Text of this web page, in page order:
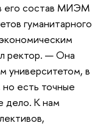
его состав МИЭМ
гуманитарного
ректор. — Она
университетом, в
есть точные
дело. К нам